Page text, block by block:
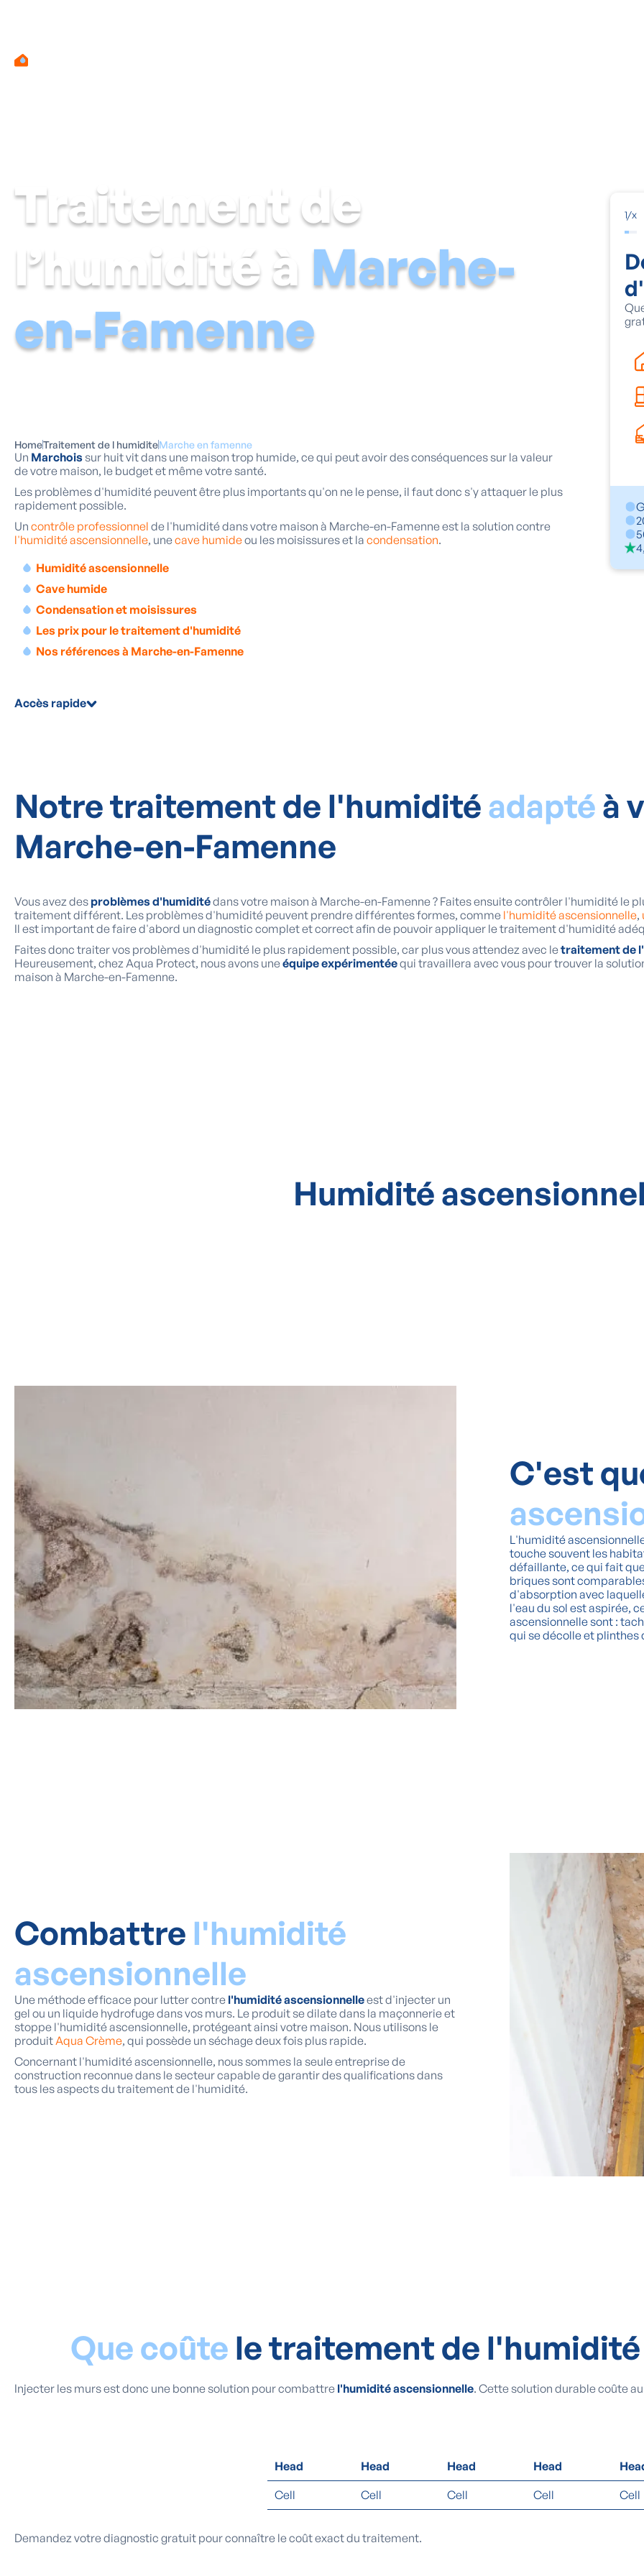
Traitement de
l’humidité à Marche-
en-Famenne
1/x
HomeTraitement de l humiditeMarche en famenne
Un Marchoissur huit vit dans une maison trop humide, ce qui peut avoir des conséquences sur la valeur
de votre maison, le budget et même votre santé.
Les problèmes d'humidité peuvent être plus importants qu'on ne le pense, il faut donc s'y attaquer le plus
rapidement possible.
Un contrôle professionnel de l'humidité dans votre maison à Marche-en-Famenne est la solution contre
l'humidité ascensionnelle, unecave humideou les moisissures et la condensation.
Humidité ascensionnelle
Cave humide
Condensation et moisissures
Les prix pour le traitement d'humidité
Nos références à Marche-en-Famenne
Accès rapide
Notre traitement de l'humiditéadaptéà
Marche-en-Famenne
Vous avez des problèmes d'humiditédans votre maison à Marche-en-Famenne ? Faites ensuite contrôler l'humidité le
traitement différent. Les problèmes d'humidité peuvent prendre différentes formes, comme l'humidité ascensionnelle,
Il est important de faire d'abord un diagnostic complet et correct afin de pouvoir appliquer le traitement d'humidité
Faites donc traiter vos problèmes d'humidité le plus rapidement possible, car plus vous attendez avec letraitement de
Heureusement, chez Aqua Protect, nous avons uneéquipe expérimentéequi travaillera avec vous pour trouver la
maison à Marche-en-Famenne.
Humidité
C'est
L'humidité
touche souvent les
défaillante, ce qui fait
briques sont
d'absorption avec
l'eau du sol est aspirée,
ascensionnelle sont :
qui se décolle et plinthes
Combattre l'humidité
ascensionnelle
Une méthode efficace pour lutter contre l'humidité ascensionnelleest d'injecter un
gel ou un liquide hydrofuge dans vos murs. Le produit se dilate dans la maçonnerie et
stoppe l'humidité ascensionnelle, protégeant ainsi votre maison. Nous utilisons le
produitAqua Crème, qui possède un séchage deux fois plus rapide.
Concernant l'humidité ascensionnelle, nous sommes la seule entreprise de
construction reconnue dans le secteur capable de garantir des qualifications dans
tous les aspects du traitement de l'humidité.
Que coûte le traitement de
Injecter les murs est donc une bonne solution pour combattre l'humidité ascensionnelle. Cette solution durable coûte
Head Head Head Head
Cell
Cell Cell Cell Cell
Demandez votre diagnostic gratuit pour connaître le coût exact du traitement.